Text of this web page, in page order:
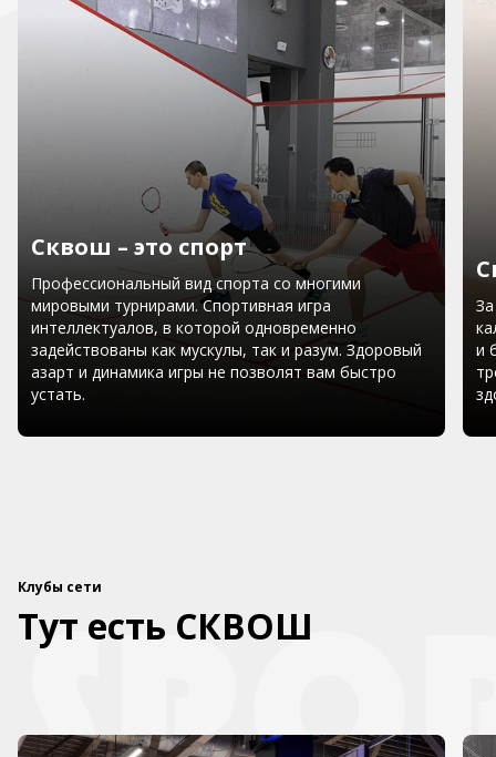
Сквош – это спорт
Профессиональный вид спорта со многими
мировыми турнирами. Спортивная игра
интеллектуалов, в которой одновременно
задействованы как мускулы, так и разум. Здоровый
азарт и динамика игры не позволят вам быстро
устать.
и
Клубы сети
Тут есть СКВОШ